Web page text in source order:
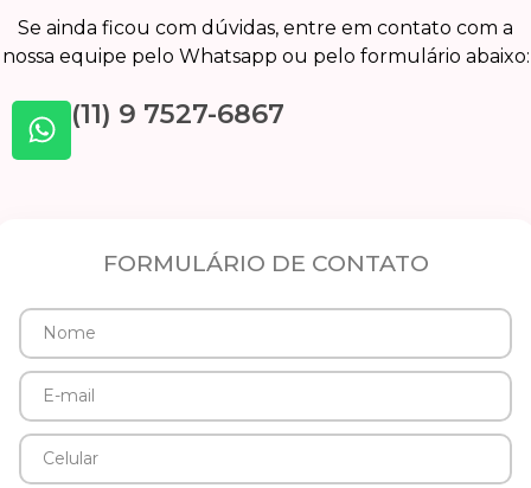
Se ainda ficou com dúvidas, entre em contato com a
nossa equipe pelo Whatsapp ou pelo formulário abaixo:
(11) 9 7527-6867
FORMULÁRIO DE CONTATO
Nome
mail
Celular